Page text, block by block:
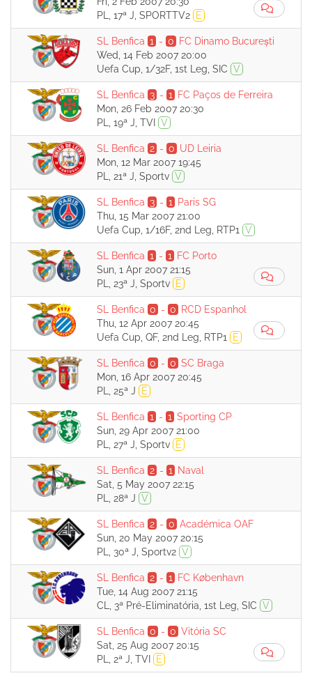
PL, 17ª J, SPORTTV2
E
SL Benfica 1 - 0
FC Dinamo București
Wed, 14 Feb 2007 20:00
Uefa Cup, 1/32F, 1st Leg, SIC V
SL Benfica 3 - 1
FC Paços de Ferreira
Mon, 26 Feb 2007 20:30
PL, 19ª J, TVI
V
SL Benfica 2 - 0 UD Leiria
Mon, 12 Mar 2007 19:45
PL, 21ª J, Sportv V
SL Benfica 3 - 1
Paris SG
Thu, 15 Mar 2007 21:00
Uefa Cup, 1/16F, 2nd Leg, RTP1
V
SL Benfica 1 - 1
FC Porto
Sun, 1 Apr 2007 21:15
PL, 23ª J, Sportv
E
SL Benfica 0 - 0
RCD Espanhol
Thu, 12 Apr 2007 20:45
Uefa Cup, QF, 2nd Leg, RTP1
E
SL Benfica 0 - 0 SC Braga
Mon, 16 Apr 2007 20:45
PL, 25ª J
E
SL Benfica 1 - 1 Sporting CP
Sun, 29 Apr 2007 21:00
PL, 27ª J, Sportv
E
SL Benfica 2 - 1
Naval
Sat, 5 May 2007 22:15
PL, 28ª J V
SL Benfica 2 - 0 Académica OAF
Sun, 20 May 2007 20:15
PL, 30ª J, Sportv2 V
SL Benfica 2 - 1
FC København
Tue, 14 Aug 2007 21:15
CL, 3ª Pré-Eliminatória, 1st Leg, SIC V
SL Benfica 0 - 0 Vitória SC
Sat, 25 Aug 2007 20:15
PL, 2ª J, TVI
E